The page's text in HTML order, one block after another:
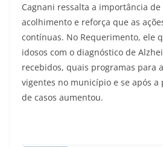
Cagnani ressalta a importância
acolhimento e reforça que as
contínuas. No Requerimento, ele
idosos com o diagnóstico de
recebidos, quais programas para
vigentes no município e se após
de casos aumentou.